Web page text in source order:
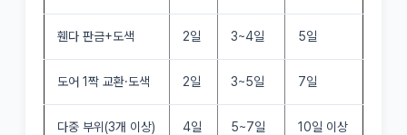
휀다 판금+도색 2일 3~4일 5일
도어 1짝 교환·도색 2일 3~5일 7일
다중 부위(3개 이상) 4일 5~7일 10일 이상